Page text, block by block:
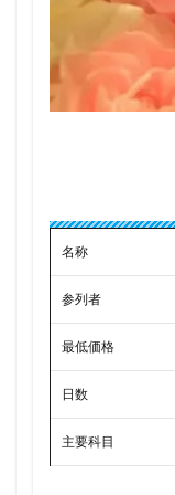
名称
参列者
最低価格
日数
主要科目